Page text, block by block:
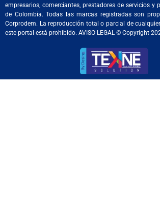
empresarios, comerciantes, prestadores de servicios y
de Colombia. Todas las marcas registradas son
Corprodem. La reproducción total o parcial de
este portal está prohibido. AVISO LEGAL © Copyright